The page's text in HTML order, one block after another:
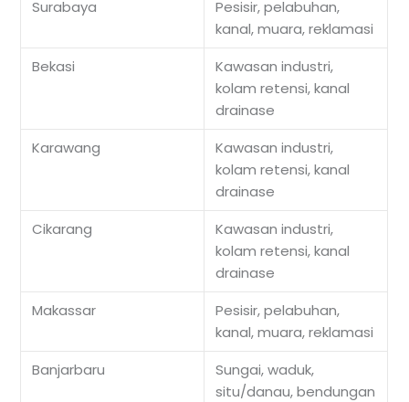
Surabaya
Pesisir, pelabuhan,
kanal, muara, reklamasi
Bekasi
Kawasan industri,
kolam retensi, kanal
drainase
Karawang
Kawasan industri,
kolam retensi, kanal
drainase
Cikarang
Kawasan industri,
kolam retensi, kanal
drainase
Makassar
Pesisir, pelabuhan,
kanal, muara, reklamasi
Banjarbaru
Sungai, waduk,
situ/danau, bendungan